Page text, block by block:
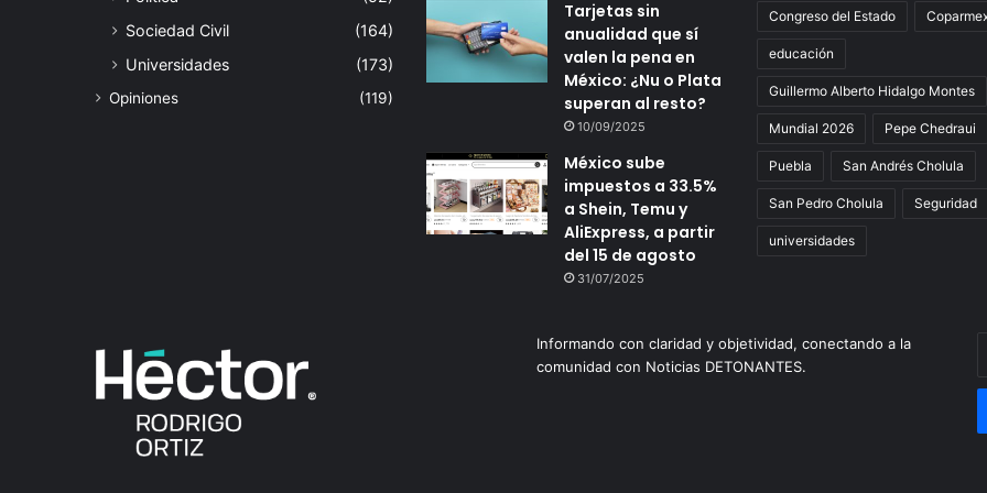
Sociedad Civil
(164)
Universidades
(173)
Opiniones (119)
Tarjetas sin
anualidad que sí
valen la pena en
México: ¿Nu o Plata
superan al resto?
10/09/2025
México sube
impuestos a 33.5%
a Shein, Temu y
AliExpress, a partir
del 15 de agosto
31/07/2025
Congreso del Estado
educación
Guillermo Alberto Hidalgo Montes
Mundial 2026 Pepe Chedraui
Puebla San Andrés Cholula
San Pedro Cholula Seguridad
universidades
Informando con claridad y objetividad, conectando a la
comunidad con Noticias DETONANTES.